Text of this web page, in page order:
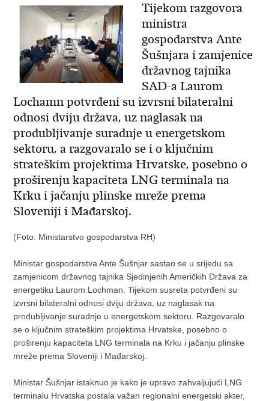
Tijekom razgovora
ministra
gospodarstva Ante
Šušnjara i zamjenice
državnog tajnika
SAD-a Laurom
Lochamn potvrđeni su izvrsni bilateralni
odnosi dviju država, uz naglasak na
produbljivanje suradnje u energetskom
sektoru, a razgovaralo se i o ključnim
strateškim projektima Hrvatske, posebno o
proširenju kapaciteta LNG terminala na
Krku i jačanju plinske mreže prema
Sloveniji i Mađarskoj.
(Foto: Ministarstvo gospodarstva RH)
Ministar gospodarstva Ante Šušnjar sastao se u srijedu sa
zamjenicom državnog tajnika Sjedinjenih Američkih Država za
energetiku Laurom Lochman. Tijekom susreta potvrđeni su
izvrsni bilateralni odnosi dviju država, uz naglasak na
produbljivanje suradnje u energetskom sektoru. Razgovaralo
se o ključnim strateškim projektima Hrvatske, posebno o
proširenju kapaciteta LNG terminala na Krku i jačanju plinske
mreže prema Sloveniji i Mađarskoj.
Ministar Šušnjar istaknuo je kako je upravo zahvaljujući LNG
terminalu Hrvatska postala važan regionalni energetski akter,